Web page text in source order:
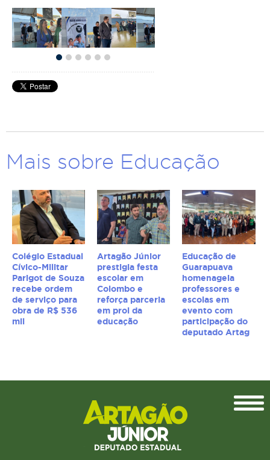
Mais sobre Educação
Colégio Estadual
Cívico-Militar
Parigot de Souza
recebe ordem
de serviço para
obra de R$ 536
mil
Artagão Júnior
prestigia festa
escolar em
Colombo e
reforça parceria
em prol da
educação
Educação de
Guarapuava
homenageia
professores e
escolas em
evento com
participação do
deputado Artag